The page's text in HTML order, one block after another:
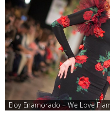
Eloy Enamorado – We Love